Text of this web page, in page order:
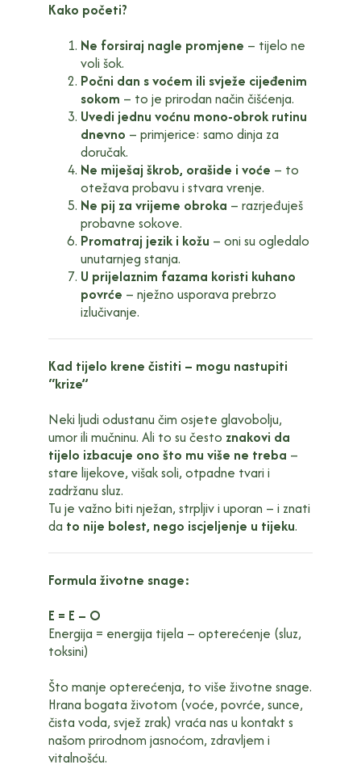
Kako početi?
Ne forsiraj nagle promjene – tijelo ne
voli šok.
Počni dan s voćem ili svježe cijeđenim
sokom – to je prirodan način čišćenja.
Uvedi jednu voćnu mono-obrok rutinu
dnevno – primjerice: samo dinja za
doručak.
Ne miješaj škrob, orašide i voće – to
otežava probavu i stvara vrenje.
Ne pij za vrijeme obroka – razrjeđuješ
probavne sokove.
Promatraj jezik i kožu – oni su ogledalo
unutarnjeg stanja.
U prijelaznim fazama koristi kuhano
povrće – nježno usporava prebrzo
izlučivanje.
Kad tijelo krene čistiti – mogu nastupiti
“krize”
Neki ljudi odustanu čim osjete glavobolju,
umor ili mučninu. Ali to su često znakovi da
tijelo izbacuje ono što mu više ne treba –
stare lijekove, višak soli, otpadne tvari i
zadržanu sluz.
Tu je važno biti nježan, strpljiv i uporan – i znati
da to nije bolest, nego iscjeljenje u tijeku.
Formula životne snage:
E = E – O
Energija = energija tijela – opterećenje (sluz,
toksini)
Što manje opterećenja, to više životne snage.
Hrana bogata životom (voće, povrće, sunce,
čista voda, svjež zrak) vraća nas u kontakt s
našom prirodnom jasnoćom, zdravljem i
vitalnošću.